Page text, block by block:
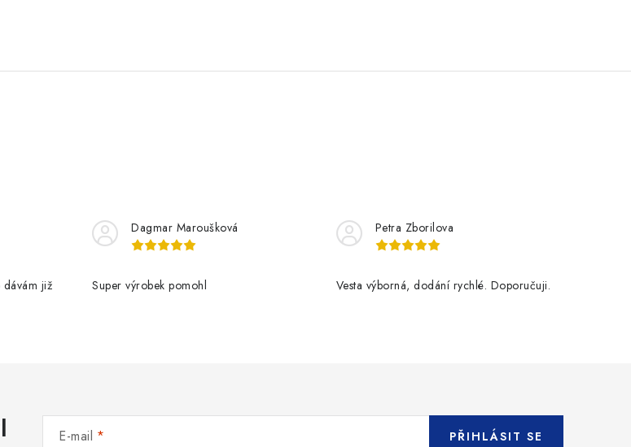
již
Dagmar Maroušková
Super výrobek pomohl
Petra Zborilova
Vesta výborná, dodání rychlé. Doporučuji.
E-mail PŘIHLÁSIT SE